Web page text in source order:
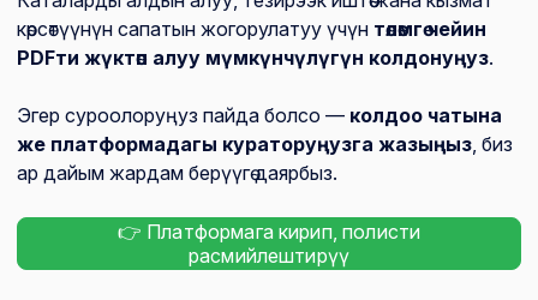
көрсөтүүнүн сапатын жогорулатуу үчүн төлөмгө чейин
PDFти жүктөп алуу мүмкүнчүлүгүн колдонуңуз.
Эгер суроолоруңуз пайда болсо — колдоо чатына
же платформадагы кураторуңузга жазыңыз, биз
ар дайым жардам берүүгө даярбыз.
👉 Платформага кирип, полисти
расмийлештирүү